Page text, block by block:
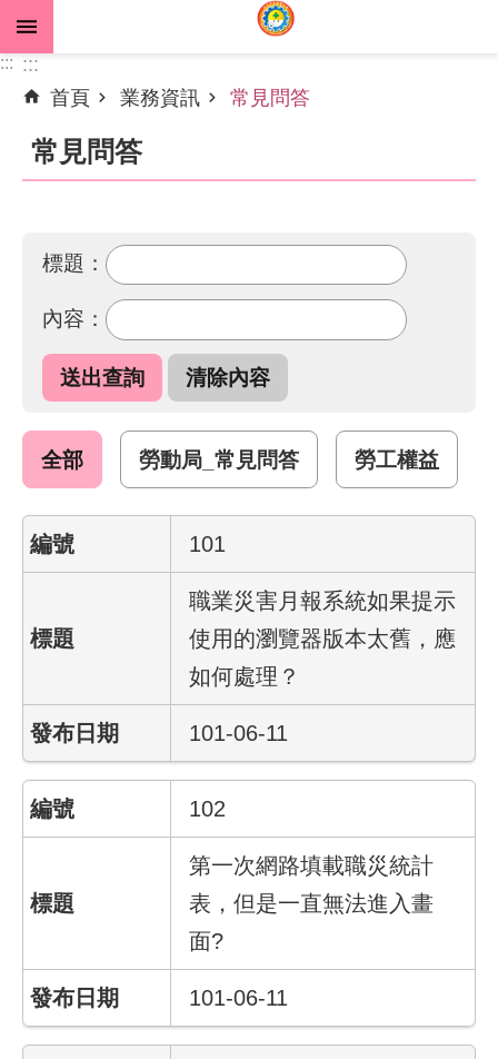
跳到主要內容區塊
進
搜
尋
告
訊
關
介
業
務
訊
上
服
務
聯
絡
訊
關
連
::: :::
首頁
業務資訊 常見問答
常見問答
標題：
內容：
全部 勞動局_常見問答 勞工權益
101
職業災害月報系統如果提示
使用的瀏覽器版本太舊，應
如何處理？
101-06-11
102
第一次網路填載職災統計
表，但是一直無法進入畫
面?
101-06-11